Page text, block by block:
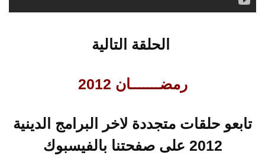
الحلقة التالية
رمضـــــــان 2012
تابعو حلقات متجددة لاخر البرامج الدينية
2012 على صفحتنا بالفيسبوك